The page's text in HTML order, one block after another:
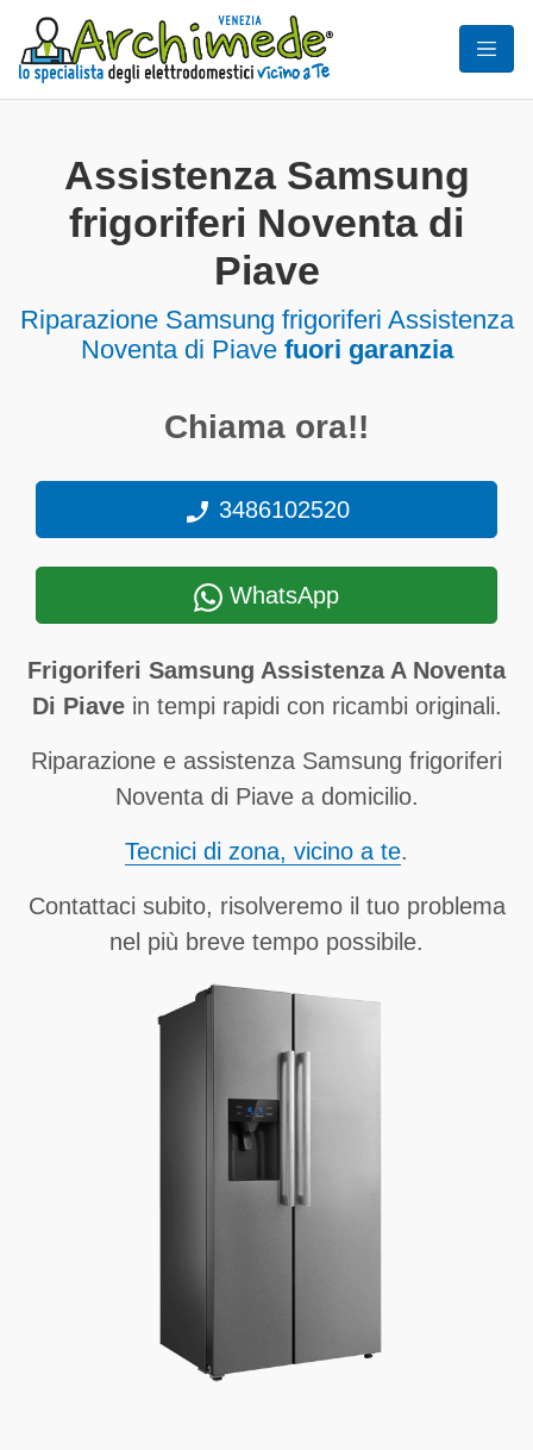
Assistenza Samsung
frigoriferi Noventa di
Piave
Riparazione Samsung frigoriferi Assistenza
Noventa di Piave fuori garanzia
Chiama ora!!
3486102520
WhatsApp
Frigoriferi Samsung Assistenza A Noventa
Di Piavein tempi rapidi con ricambi originali.
Riparazione e assistenza Samsung frigoriferi
Noventa di Piave a domicilio.
Tecnici di zona, vicino a te.
Contattaci subito, risolveremo il tuo problema
nel più breve tempo possibile.